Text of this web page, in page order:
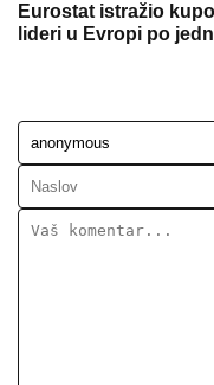
Eurostat istražio
lideri u Evropi po